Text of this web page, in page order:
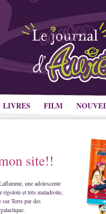
LIVRES FILM
site!!
une adolescente
rigolote et très maladroite,
Terre par des